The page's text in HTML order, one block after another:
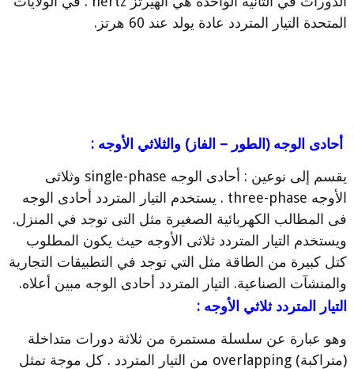
المتحدة التيار المتردد عادة يولد عند 60 هرتز.
أحادى الوجه (الطور – الفاز) والثلاثي الأوجه :
يقسم إلى نوعين : أحادى الوجه single-phase وثلاثى
الأوجه three-phase . يستخدم التيار المتردد أحادى الوجه
فى المطالب الكهربائية الصغيرة مثل التى توجد في المنزل.
ويستخدم التيار المتردد ثلاثى الأوجه حيث يكون المطلوب
كتل كبيرة من الطاقة مثل التي توجد في التطبيقات التجارية
والمنشآت الصناعية. التيار المتردد أحادى الوجه مبين أعلاه.
التيار المتردد ثلاثي الأوجه :
وهو عبارة عن سلسلة مستمرة من ثلاثة دورات متداخلة
(متراكبة) overlapping من التيار المتردد . كل موجة تمثل